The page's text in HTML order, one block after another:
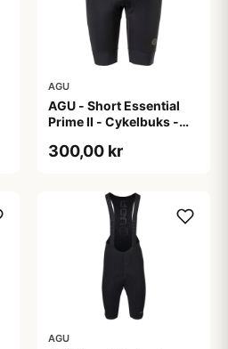
AGU
AGU - Short Essential
Prime II - Cykelbuks -
300,00 kr
AGU